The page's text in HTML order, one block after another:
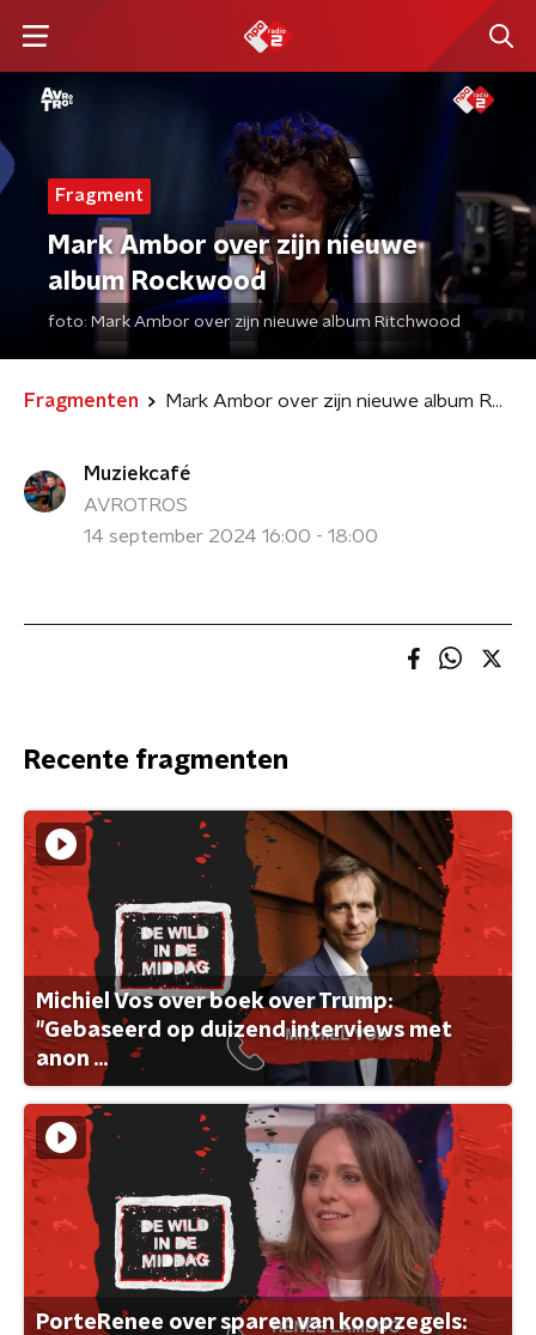
Fragment
Mark Ambor over zijn nieuwe
album Rockwood
foto: Mark Ambor over zijn nieuwe album Ritchwood
Fragmenten Mark Ambor over zijn nieuwe album Rockwood
Muziekcafé
AVROTROS
14 september 2024 16:00 - 18:00
Recente fragmenten
Michiel Vos over boek over Trump:
"Gebaseerd op duizend interviews met
anon ...
PorteRenee over sparen van koopzegels: